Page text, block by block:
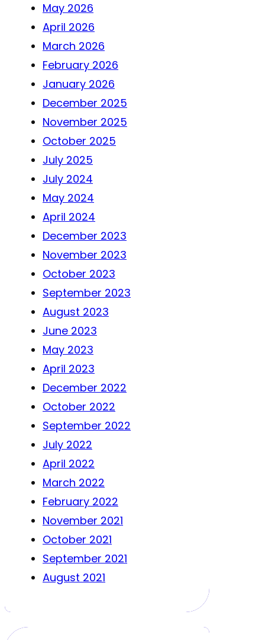
May 2026
April 2026
March 2026
February 2026
January 2026
December 2025
November 2025
October 2025
July 2025
July 2024
May 2024
April 2024
December 2023
November 2023
October 2023
September 2023
August 2023
June 2023
May 2023
April 2023
December 2022
October 2022
September 2022
July 2022
April 2022
March 2022
February 2022
November 2021
October 2021
September 2021
August 2021